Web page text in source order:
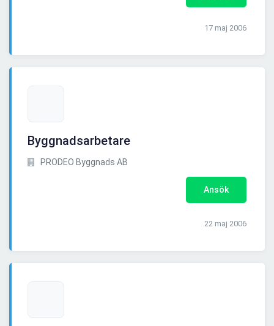
17 maj 2006
Byggnadsarbetare
PRODEO Byggnads AB
Ansök
22 maj 2006